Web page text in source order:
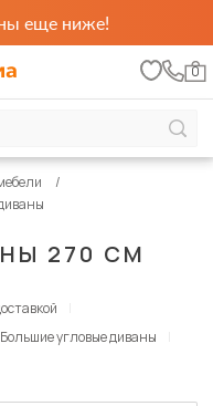
еще ниже!
0
270 СМ
Большие угловые диваны